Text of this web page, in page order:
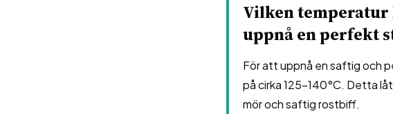
Vilken
uppnå en perfekt
För att uppnå en saftig och
på cirka 125-140°C. Detta
mör och saftig rostbiff.